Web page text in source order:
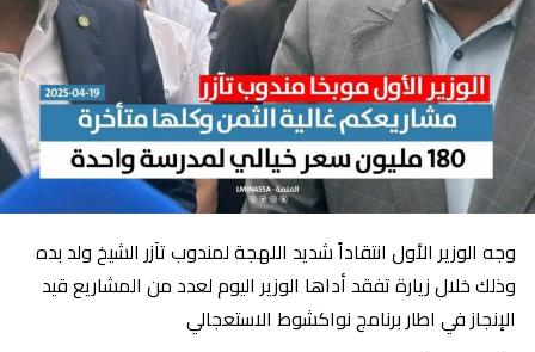
وجه الوزير الأول انتقاداً شديد اللهجة لمندوب تآزر الشيخ ولد بده
وذلك خلال زيارة تفقد أداها الوزير اليوم لعدد من المشاريع قيد
الإنجاز في اطار برنامج نواكشوط الاستعجالي